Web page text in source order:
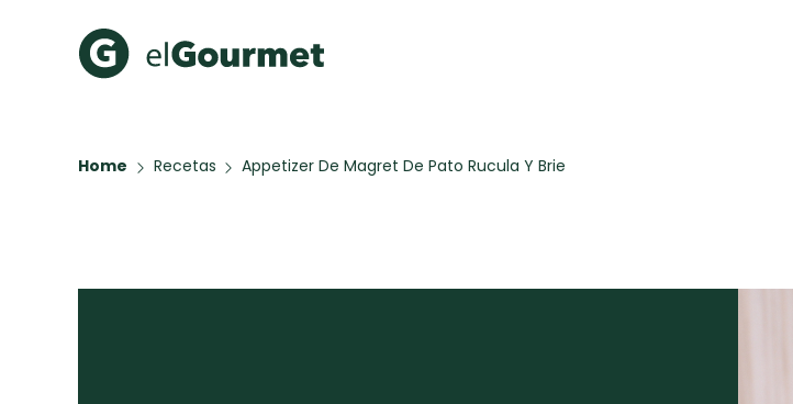
Chocolate
Home Recetas Appetizer De Magret De Pato Rucula Y Brie